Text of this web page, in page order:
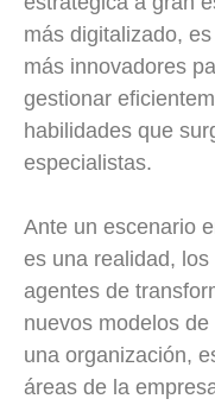
más digitalizado,
más innovadores
gestionar
habilidades que
especialistas.
Ante un escenario
es una realidad,
agentes de
nuevos modelos
una organización,
áreas de la